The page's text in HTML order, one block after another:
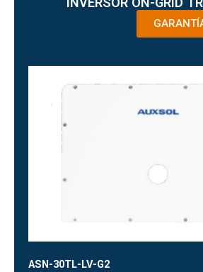
ASN-30TL-LV-G2